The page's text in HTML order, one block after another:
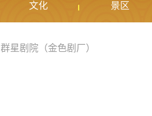
文化 景区
群星剧院（金色剧厂）